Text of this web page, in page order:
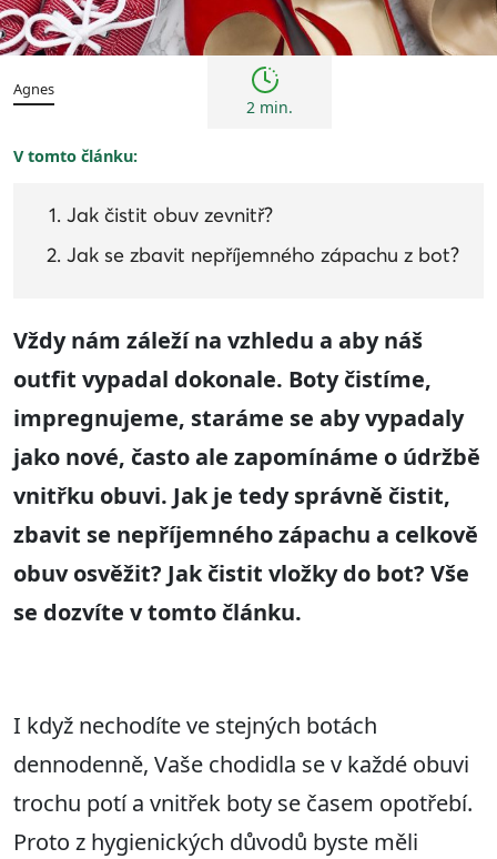
Tipy
Agnes
2 min.
V tomto článku:
Jak čistit obuv zevnitř?
Jak se zbavit nepříjemného zápachu z bot?
Vždy nám záleží na vzhledu a aby náš
outfit vypadal dokonale. Boty čistíme,
impregnujeme, staráme se aby vypadaly
jako nové, často ale zapomínáme o údržbě
vnitřku obuvi. Jak je tedy správně čistit,
zbavit se nepříjemného zápachu a celkově
obuv osvěžit? Jak čistit vložky do bot? Vše
se dozvíte v tomto článku.
I když nechodíte ve stejných botách
dennodenně, Vaše chodidla se v každé obuvi
trochu potí a vnitřek boty se časem opotřebí.
Proto z hygienických důvodů byste měli